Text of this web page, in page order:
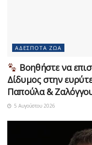
ΑΔΈΣΠΟΤΑ ΖΏΑ
Βοηθήστε να
Δίδυμος στην
Παπούλα &
5 Αυγούστου 2026